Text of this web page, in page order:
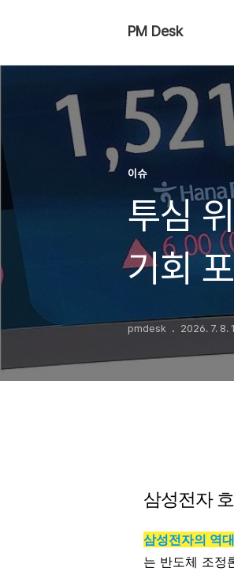
PM Desk
이슈
투심
기회
pmdesk 2026. 7. 8.
삼성전자
삼성전자의 역
는 반도체 조정